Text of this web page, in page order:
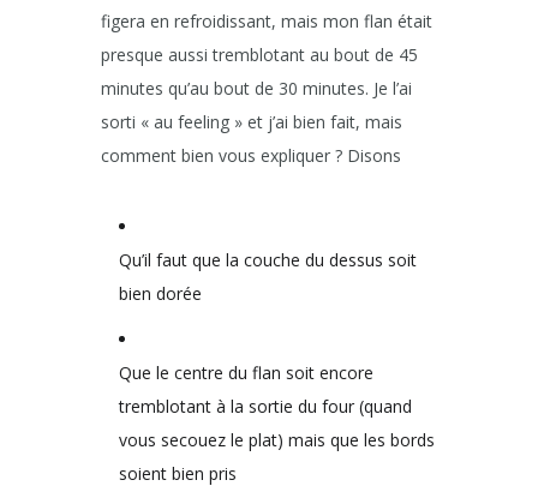
figera en refroidissant, mais mon flan était
presque aussi tremblotant au bout de 45
minutes qu’au bout de 30 minutes. Je l’ai
sorti « au feeling » et j’ai bien fait, mais
comment bien vous expliquer ? Disons
Qu’il faut que la couche du dessus soit
bien dorée
Que le centre du flan soit encore
tremblotant à la sortie du four (quand
vous secouez le plat) mais que les bords
soient bien pris